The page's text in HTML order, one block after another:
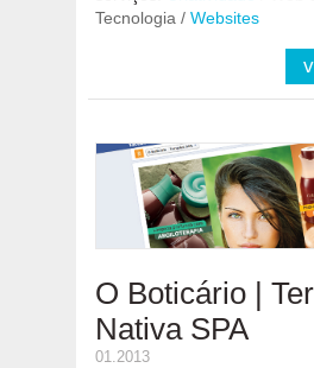
Tecnologia / Websites
O Boticário |
Nativa SPA
01.2013